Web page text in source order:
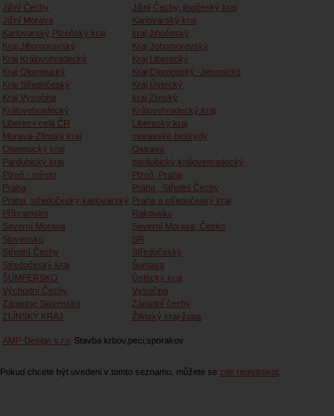
Jižní Čechy
Jižní Čechy, jihočeský kraj
Jižní Morava
Karlovarský kraj
Karlovarský,Plzeňský kraj
kraj Jihočeský
Kraj Jihomoravský
Kraj Johomoravský
Kraj Královohradecký
Kraj Liberecký
Kraj Olomoucký
Kraj Olomoucký -Jesenicko
Kraj Středočeský
Kraj Ústecký
Kraj Vysočina
kraj Zlínský
Královehradecký
Královehradecký kraj
Liberec+ celá ČR
Liberecký kraj
Morava-Zlínský kraj
moravské beskydy
Olomoucký kraj
Ostrava
Pardubický kraj
pardubický,královehradecký
Plzeň - město
Plzeň, Praha
Praha
Praha , Střední Čechy
Praha ,středočeský,karlovarský Praha a středočeský kraj
Příbramsko
Rakousko
Severní Morava
Severní Morava, Česko
Slovensko
SR
Střední Čechy
Středočeský
Středočeský kraj
Šumava
ŠUMPERSKO
Ústecký kraj
Východní Čechy
Vysočina
Západne Slovensko
Západní čechy
ZLÍNSKÝ KRAJ
Žilinský kraj-župa
AMP-Design s.r.o Stavba krbov,peci,sporakov
Pokud chcete být uvedeni v tomto seznamu, můžete se zde registrovat